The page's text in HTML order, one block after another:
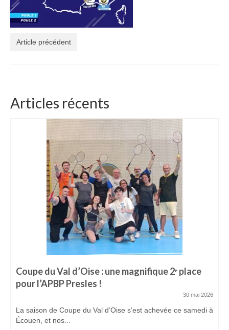
Espace Adhérents
Article précédent
Articles récents
Coupe du Val d’Oise : une magnifique 2ᵉ place
pour l’APBP Presles !
30 mai 2026
La saison de Coupe du Val d’Oise s’est achevée ce samedi à
Écouen, et nos...